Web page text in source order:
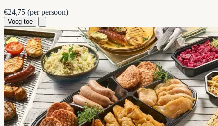
€24,75 (per persoon)
Voeg toe